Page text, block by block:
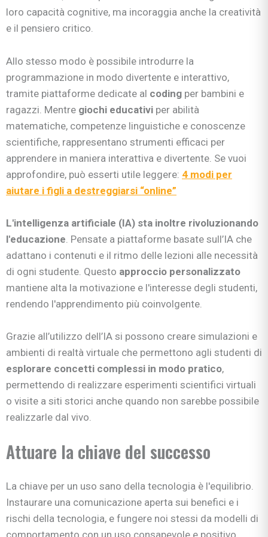
loro capacità cognitive, ma incoraggia anche la creatività
e il pensiero critico.
Allo stesso modo è possibile introdurre la
programmazione in modo divertente e interattivo,
tramite piattaforme dedicate al coding per bambini e
ragazzi. Mentre giochi educativi per abilità
matematiche, competenze linguistiche e conoscenze
scientifiche, rappresentano strumenti efficaci per
apprendere in maniera interattiva e divertente. Se vuoi
approfondire, può esserti utile leggere: 4 modi per
aiutare i figli a destreggiarsi “online”
L'intelligenza artificiale (IA) sta inoltre rivoluzionando
l'educazione . Pensate a piattaforme basate sull’IA che
adattano i contenuti e il ritmo delle lezioni alle necessità
di ogni studente. Questo approccio personalizzato
mantiene alta la motivazione e l'interesse degli studenti,
rendendo l'apprendimento più coinvolgente.
Grazie all’utilizzo dell’IA si possono creare simulazioni e
ambienti di realtà virtuale che permettono agli studenti di
esplorare concetti complessi in modo pratico,
permettendo di realizzare esperimenti scientifici virtuali
o visite a siti storici anche quando non sarebbe possibile
realizzarle dal vivo.
Attuare la chiave del successo
La chiave per un uso sano della tecnologia è l'equilibrio.
Instaurare una comunicazione aperta sui benefici e i
rischi della tecnologia, e fungere noi stessi da modelli di